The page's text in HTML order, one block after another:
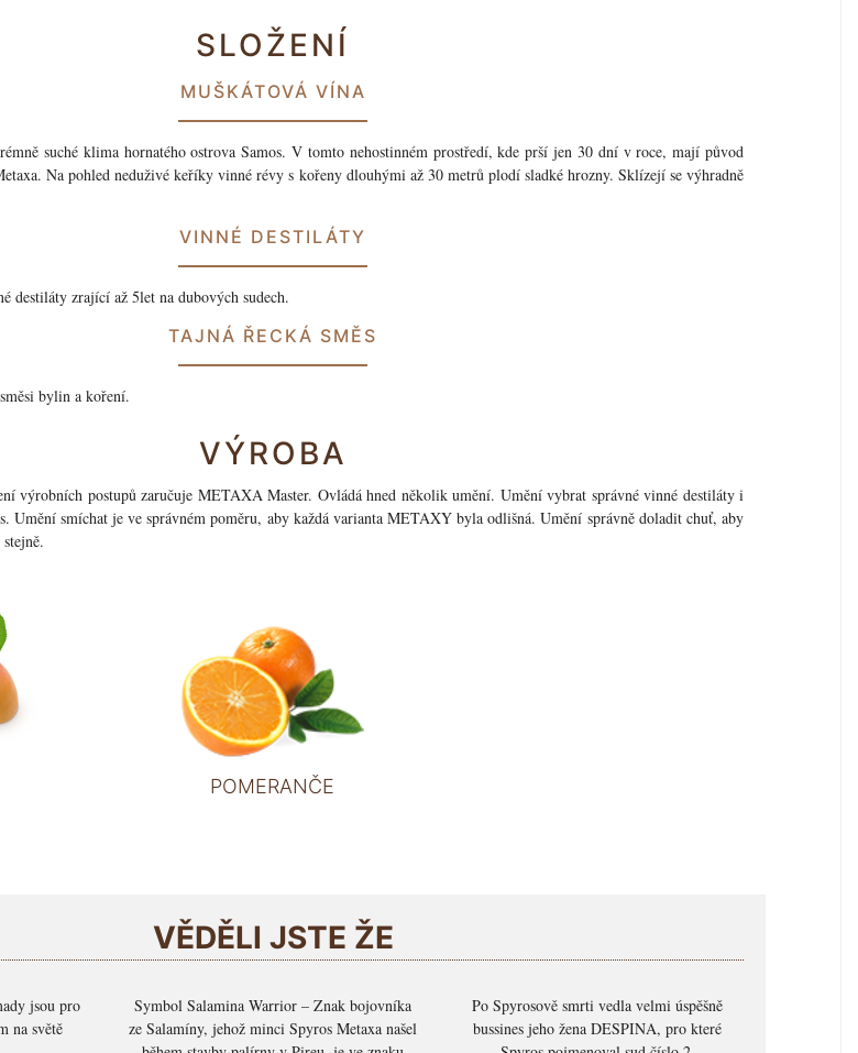
SLOŽENÍ
MUŠKÁTOVÁ VÍNA
suché klima hornatého ostrova Samos. V tomto nehostinném prostředí, kde prší jen 30 dní v roce, mají původ
Na pohled neduživé keříky vinné révy s kořeny dlouhými až 30 metrů plodí sladké hrozny. Sklízejí se výhradně
VINNÉ DESTILÁTY
destiláty zrající až 5let na dubových sudech.
TAJNÁ ŘECKÁ SMĚS
bylin a koření.
VÝROBA
výrobních postupů zaručuje METAXA Master. Ovládá hned několik umění. Umění vybrat správné vinné destiláty i
Umění smíchat je ve správném poměru, aby každá varianta METAXY byla odlišná. Umění správně doladit chuť, aby
POMERANČE
VĚDĚLI JSTE ŽE
jsou pro
na světě
Symbol Salamina Warrior – Znak bojovníka
ze Salamíny, jehož minci Spyros Metaxa našel
Po Spyrosově smrti vedla velmi úspěšně
bussines jeho žena DESPINA, pro které